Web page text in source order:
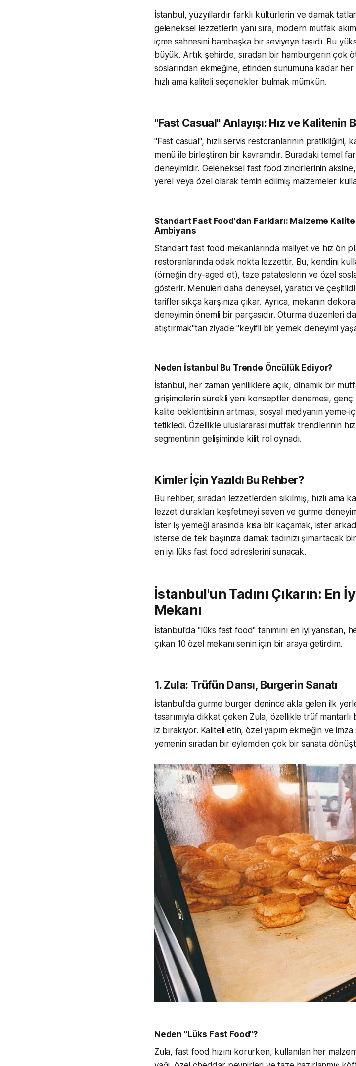
İstanbul, yüzyıllardır farklı kültürlerin ve damak
geleneksel lezzetlerin yanı sıra, modern mutfak
içme sahnesini bambaşka bir seviyeye taşıdı. Bu
büyük. Artık şehirde, sıradan bir hamburgerin çok
soslarından ekmeğine, etinden sunumuna kadar
hızlı ama kaliteli seçenekler bulmak mümkün.
"Fast Casual" Anlayışı: Hız ve Kalitenin
"Fast casual", hızlı servis restoranlarının
menü ile birleştiren bir kavramdır. Buradaki temel
deneyimidir. Geleneksel fast food zincirlerinin
yerel veya özel olarak temin edilmiş malzemeler
Standart Fast Food'dan Farkları: Malzeme
Ambiyans
Standart fast food mekanlarında maliyet ve hız ön
restoranlarında odak nokta lezzettir. Bu, kendini
(örneğin dry-aged et), taze patateslerin ve özel
gösterir. Menüleri daha deneysel, yaratıcı ve
tarifler sıkça karşınıza çıkar. Ayrıca, mekanın
deneyimin önemli bir parçasıdır. Oturma düzenleri
atıştırmak"tan ziyade "keyifli bir yemek deneyimi
Neden İstanbul Bu Trende Öncülük Ediyor?
İstanbul, her zaman yeniliklere açık, dinamik bir
girişimcilerin sürekli yeni konseptler denemesi,
kalite beklentisinin artması, sosyal medyanın yeme-
tetikledi. Özellikle uluslararası mutfak trendlerinin
segmentinin gelişiminde kilit rol oynadı.
Kimler İçin Yazıldı Bu Rehber?
Bu rehber, sıradan lezzetlerden sıkılmış, hızlı
lezzet durakları keşfetmeyi seven ve gurme
İster iş yemeği arasında kısa bir kaçamak, ister
isterse de tek başınıza damak tadınızı şımartacak
en iyi lüks fast food adreslerini sunacak.
İstanbul'un Tadını Çıkarın: En
Mekanı
İstanbul'da "lüks fast food" tanımını en iyi yansıtan,
çıkan 10 özel mekanı senin için bir araya getirdim.
1. Zula: Trüfün Dansı, Burgerin Sanatı
İstanbul'da gurme burger denince akla gelen ilk
tasarımıyla dikkat çeken Zula, özellikle trüf
iz bırakıyor. Kaliteli etin, özel yapım ekmeğin ve
yemenin sıradan bir eylemden çok bir sanata
Neden "Lüks Fast Food"?
Zula, fast food hızını korurken, kullanılan her